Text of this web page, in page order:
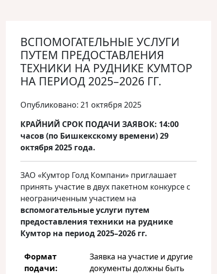
ВСПОМОГАТЕЛЬНЫЕ УСЛУГИ
ПУТЕМ ПРЕДОСТАВЛЕНИЯ
ТЕХНИКИ НА РУДНИКЕ КУМТОР
НА ПЕРИОД 2025–2026 ГГ.
Опубликовано: 21 октября 2025
КРАЙНИЙ СРОК ПОДАЧИ ЗАЯВОК: 14:00
часов (по Бишкекскому времени) 29
октября 2025 года.
ЗАО «Кумтор Голд Компани» приглашает
принять участие в двух пакетном конкурсе с
неограниченным участием на
вспомогательные услуги путем
предоставления техники на руднике
Кумтор на период 2025–2026 гг.
Формат
подачи:
Заявка на участие и другие
документы должны быть